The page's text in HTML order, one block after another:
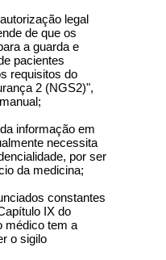
legal
de que os
a guarda e
pacientes
requisitos do
2 (NGS2)",
informação em
necessita
por ser
da medicina;
constantes
IX do
médico tem a
o sigilo